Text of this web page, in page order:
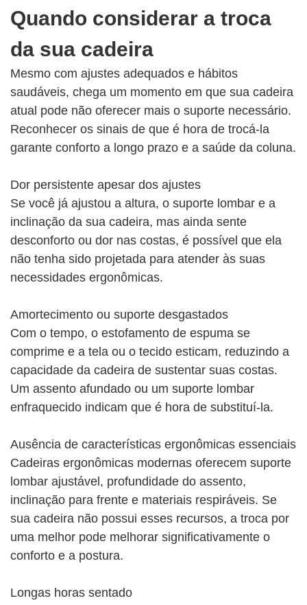
Quando considerar a troca
da sua cadeira
Mesmo com ajustes adequados e hábitos
saudáveis, chega um momento em que sua cadeira
atual pode não oferecer mais o suporte necessário.
Reconhecer os sinais de que é hora de trocá-la
garante conforto a longo prazo e a saúde da coluna.
Dor persistente apesar dos ajustes
Se você já ajustou a altura, o suporte lombar e a
inclinação da sua cadeira, mas ainda sente
desconforto ou dor nas costas, é possível que ela
não tenha sido projetada para atender às suas
necessidades ergonômicas.
Amortecimento ou suporte desgastados
Com o tempo, o estofamento de espuma se
comprime e a tela ou o tecido esticam, reduzindo a
capacidade da cadeira de sustentar suas costas.
Um assento afundado ou um suporte lombar
enfraquecido indicam que é hora de substituí-la.
Ausência de características ergonômicas essenciais
Cadeiras ergonômicas modernas oferecem suporte
lombar ajustável, profundidade do assento,
inclinação para frente e materiais respiráveis. Se
sua cadeira não possui esses recursos, a troca por
uma melhor pode melhorar significativamente o
conforto e a postura.
Longas horas sentado